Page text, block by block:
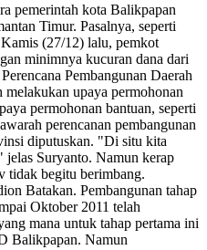
pemerintah kota Balikpapan
Timur. Pasalnya, seperti
(27/12) lalu, pemkot
minimnya kucuran dana dari
Pembangunan Daerah
upaya permohonan
permohonan bantuan, seperti
perencanan pembangunan
diputuskan. "Di situ kita
jelas Suryanto. Namun kerap
tidak begitu berimbang.
Batakan. Pembangunan tahap
Oktober 2011 telah
mana untuk tahap pertama ini
Balikpapan. Namun